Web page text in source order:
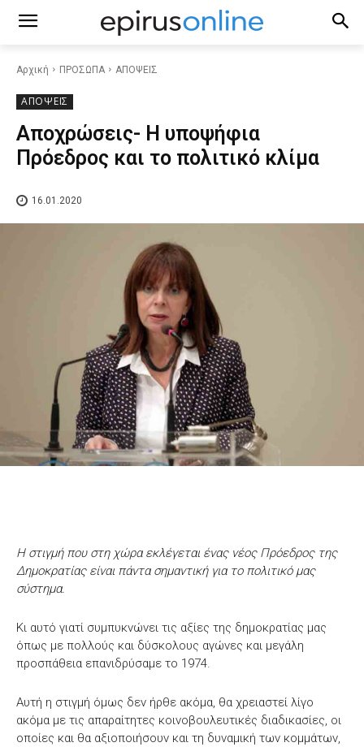
Αρχική ΠΡΟΣΩΠΑ ΑΠΟΨΕΙΣ
ΑΠΟΨΕΙΣ
Αποχρώσεις- Η υποψήφια
Πρόεδρος και το πολιτικό κλίμα
16.01.2020
Η στιγμή που στη χώρα εκλέγεται ένας νέος Πρόεδρος της
Δημοκρατίας είναι πάντα σημαντική για το πολιτικό μας
σύστημα.
Κι αυτό γιατί συμπυκνώνει τις αξίες της δημοκρατίας μας
όπως με πολλούς και δύσκολους αγώνες και μεγάλη
προσπάθεια επανιδρύσαμε το 1974.
Αυτή η στιγμή όμως δεν ήρθε ακόμα, θα χρειαστεί λίγο
ακόμα με τις απαραίτητες κοινοβουλευτικές διαδικασίες, οι
οποίες και θα αξιοποιήσουν και τη δυναμική των κομμάτων,